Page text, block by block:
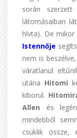
során szerzett
látomásaiban
hívta). De
Istennője
nem is
váratlanul
utána Hitomi
kiborul.
Allen és
mindebből
csuklik